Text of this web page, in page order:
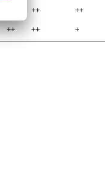
++ ++
++ ++ +